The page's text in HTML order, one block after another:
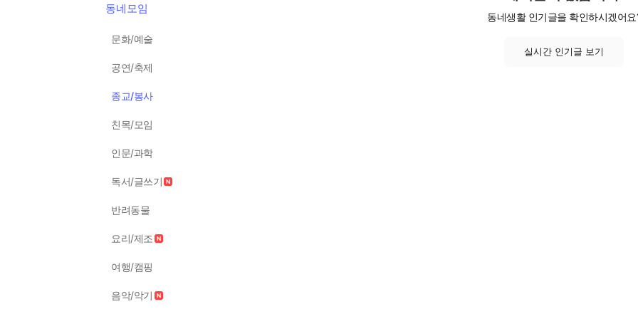
동네모임
문화/예술
공연/축제
종교/봉사
친목/모임
인문/과학
독서/글쓰기
반려동물
요리/제조
여행/캠핑
음악/악기
동네생활 인기글을 확인하시겠어요
실시간 인기글 보기